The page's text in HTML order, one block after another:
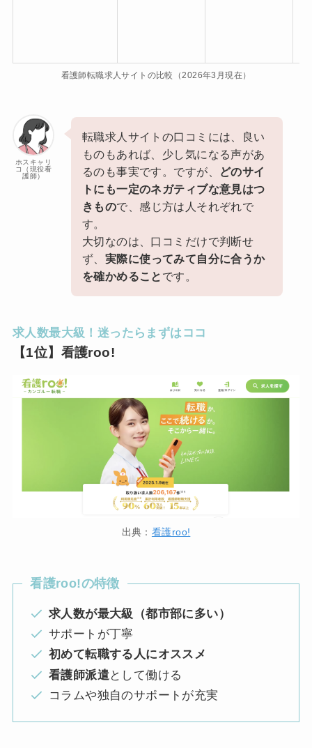
看護師転職求人サイトの比較（2026年3月現在）
ホスキャリ
コ（現役看
護師）
転職求人サイトの口コミには、良い
ものもあれば、少し気になる声があ
るのも事実です。ですが、
どのサイ
トにも一定のネガティブな意見はつ
きもので、感じ方は人それぞれで
す。
大切なのは、口コミだけで判断せ
ず、 実際に使ってみて自分に合うか
を確かめること です。
求人数最大級！迷ったらまずはココ
【1位】看護roo!
出典： 看護roo!
看護roo!の特徴
求人数が最大級（都市部に多い）
サポートが丁寧
初めて転職する人にオススメ
看護師派遣として働ける
コラムや独自のサポートが充実